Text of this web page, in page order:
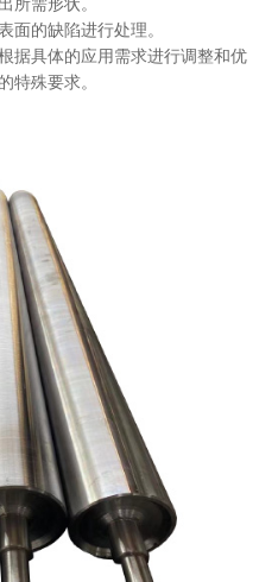
所需形状。
面的缺陷进行处理。
据具体的应用需求进行调整和优
特殊要求。